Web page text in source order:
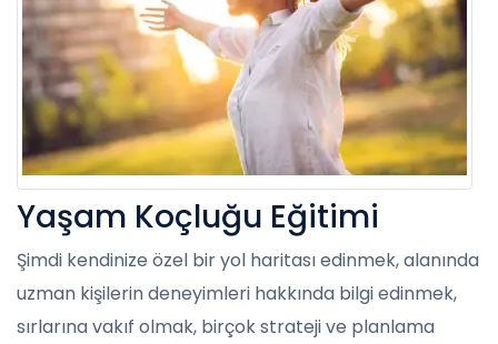
Yaşam Koçluğu Eğitimi
Şimdi kendinize özel bir yol haritası edinmek, alanında
uzman kişilerin deneyimleri hakkında bilgi edinmek,
sırlarına vakıf olmak, birçok strateji ve planlama